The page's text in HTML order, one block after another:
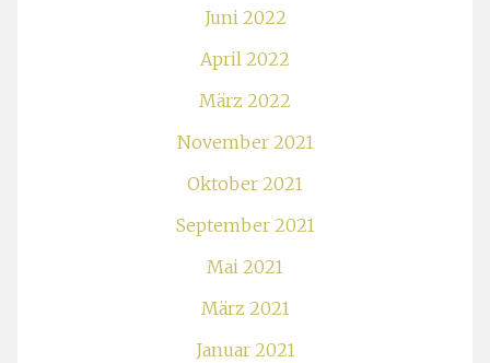
Juni 2022
April 2022
März 2022
November 2021
Oktober 2021
September 2021
Mai 2021
März 2021
Januar 2021